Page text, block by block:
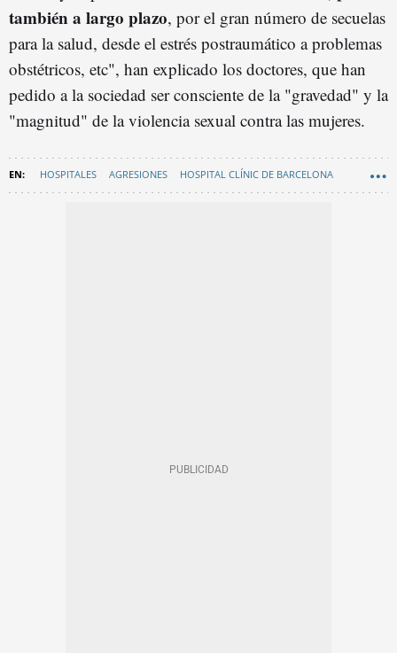
también a largo plazo, por el gran número de secuelas
para la salud, desde el estrés postraumático a problemas
obstétricos, etc", han explicado los doctores, que han
pedido a la sociedad ser consciente de la "gravedad" y la
"magnitud" de la violencia sexual contra las mujeres.
HOSPITALES AGRESIONES HOSPITAL CLÍNIC DE BARCELONA